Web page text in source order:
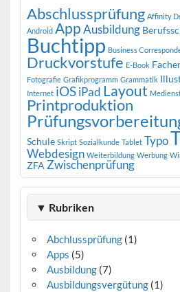
Abschlussprüfung Affinity
Android AppAusbildung
Buchtipp Business
Druckvorstufe E-Book
Fotografie Grafikprogramm Grammatik
Internet iOSiPad Layout
Printproduktion
Schule Skript Sozialkunde Tablet Typo
Webdesign Weiterbildung Werbung
ZFAZwischenprüfung
▼ Rubriken
Abchlussprüfung(1)
Apps (5)
Ausbildung(7)
Ausbildungsvergütung(1)